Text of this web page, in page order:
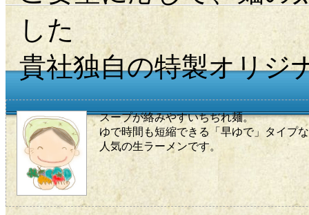
した
貴社独自の特製オリジ
スープが絡みやすいちぢれ麺。
ゆで時間も短縮できる「早ゆで」タイプ
人気の生ラーメンです。